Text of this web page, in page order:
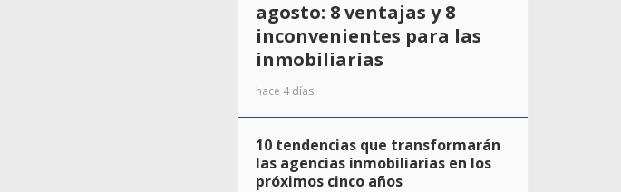
agosto: 8 ventajas y 8
inconvenientes para las
inmobiliarias
hace 4 días
10 tendencias que transformarán
las agencias inmobiliarias en los
próximos cinco años